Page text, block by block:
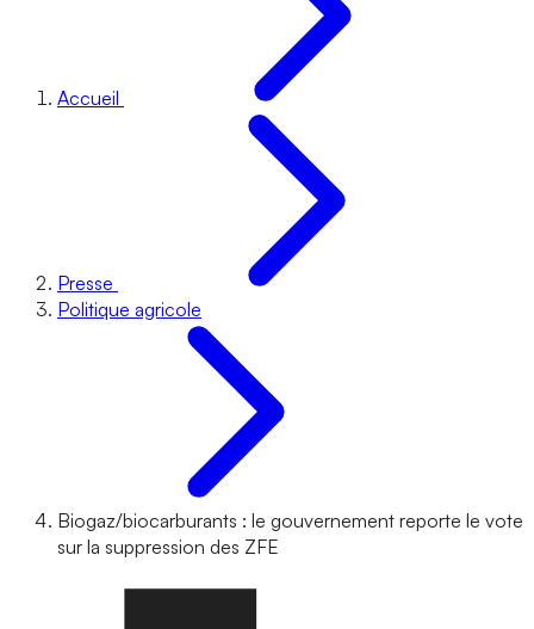
Accueil
Presse
Politique agricole
Biogaz/biocarburants : le gouvernement reporte le vote
sur la suppression des ZFE